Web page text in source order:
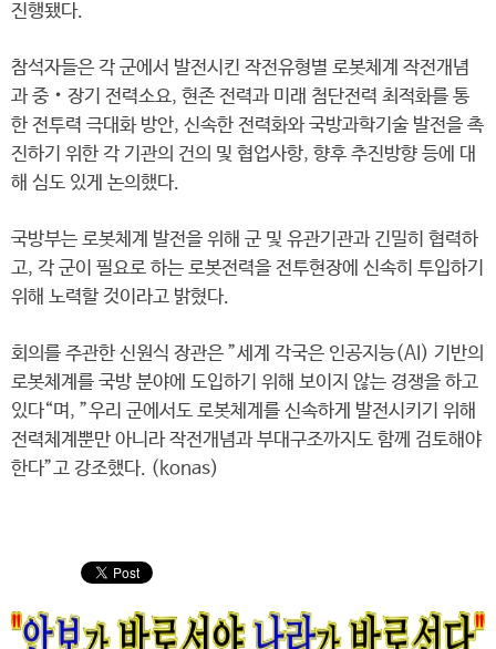
진행됐다.
참석자들은 각 군에서 발전시킨 작전유형별 로봇체계 작전개념
과 중‧장기 전력소요, 현존 전력과 미래 첨단전력 최적화를 통
한 전투력 극대화 방안, 신속한 전력화와 국방과학기술 발전을 촉
진하기 위한 각 기관의 건의 및 협업사항, 향후 추진방향 등에 대
해 심도 있게 논의했다.
국방부는 로봇체계 발전을 위해 군 및 유관기관과 긴밀히 협력하
고, 각 군이 필요로 하는 로봇전력을 전투현장에 신속히 투입하기
위해 노력할 것이라고 밝혔다.
회의를 주관한 신원식 장관은 ”세계 각국은 인공지능(AI) 기반의
로봇체계를 국방 분야에 도입하기 위해 보이지 않는 경쟁을 하고
있다“며, ”우리 군에서도 로봇체계를 신속하게 발전시키기 위해
전력체계뿐만 아니라 작전개념과 부대구조까지도 함께 검토해야
한다”고 강조했다. (konas)